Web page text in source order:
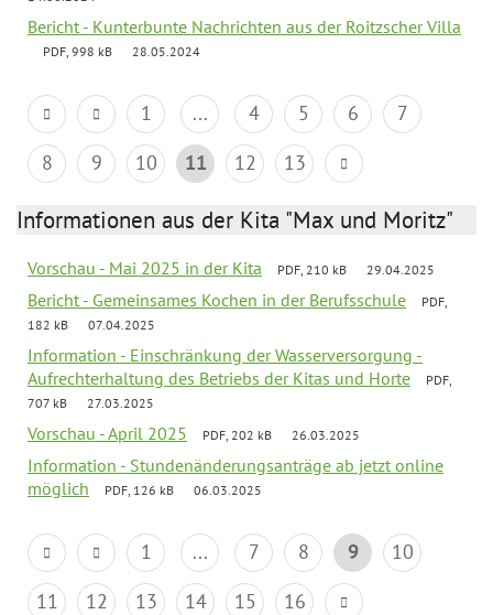
Bericht - Kunterbunte Nachrichten aus der Roitzscher Villa
PDF, 998 kB 28.05.2024
1 ... 4 5 6
7
8
9 10 11 12 13
Informationen aus der Kita "Max und Moritz"
Vorschau - Mai 2025 in der Kita PDF, 210 kB 29.04.2025
Bericht - Gemeinsames Kochen in der Berufsschule
PDF,
182 kB
07.04.2025
Information - Einschränkung der Wasserversorgung -
Aufrechterhaltung des Betriebs der Kitas und Horte
PDF,
707 kB
27.03.2025
Vorschau - April 2025 PDF, 202 kB 26.03.2025
Information - Stundenänderungsanträge ab jetzt online
möglich
PDF, 126 kB 06.03.2025
1 ... 7 8 9
10
11
12 13 14 15 16